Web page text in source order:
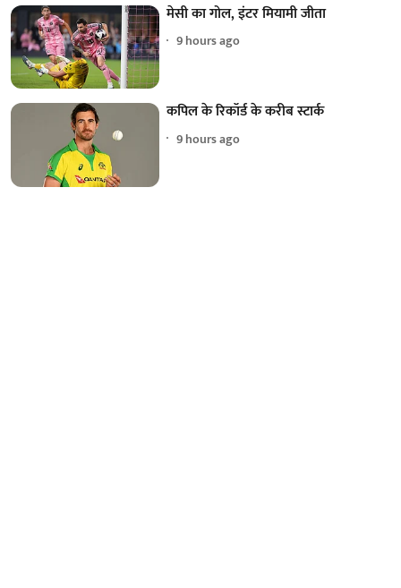
मेसी का गोल, इंटर मियामी जीता
9 hours ago
कपिल के रिकॉर्ड के करीब स्टार्क
9 hours ago